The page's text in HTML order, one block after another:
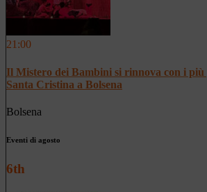
21:00
Il Mistero dei Bambini si rinnova con i più
Santa Cristina a Bolsena
Bolsena
Eventi di agosto
6th